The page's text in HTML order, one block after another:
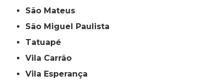
São Mateus
São Miguel Paulista
Tatuapé
Vila Carrão
Vila Esperança